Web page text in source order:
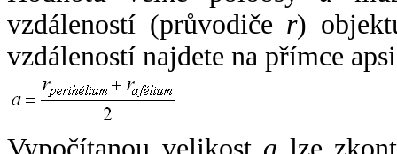
vzdáleností (průvodiče r)
vzdáleností najdete na přímce